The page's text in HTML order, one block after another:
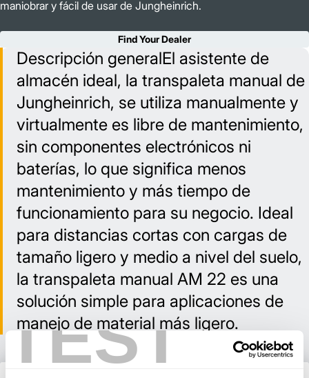
TEST
maniobrar y fácil de usar de Jungheinrich.
Find Your Dealer
Descripción generalEl asistente de
almacén ideal, la transpaleta manual de
Jungheinrich, se utiliza manualmente y
virtualmente es libre de mantenimiento,
sin componentes electrónicos ni
baterías, lo que significa menos
mantenimiento y más tiempo de
funcionamiento para su negocio. Ideal
para distancias cortas con cargas de
tamaño ligero y medio a nivel del suelo,
la transpaleta manual AM 22 es una
solución simple para aplicaciones de
manejo de material más ligero.